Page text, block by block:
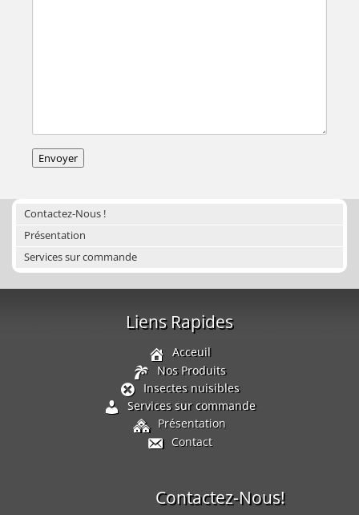
Contactez-Nous !
Présentation
Services sur commande
Liens Rapides
Acceuil
Nos Produits
Insectes nuisibles
Services sur commande
Présentation
Contact
Contactez-Nous!